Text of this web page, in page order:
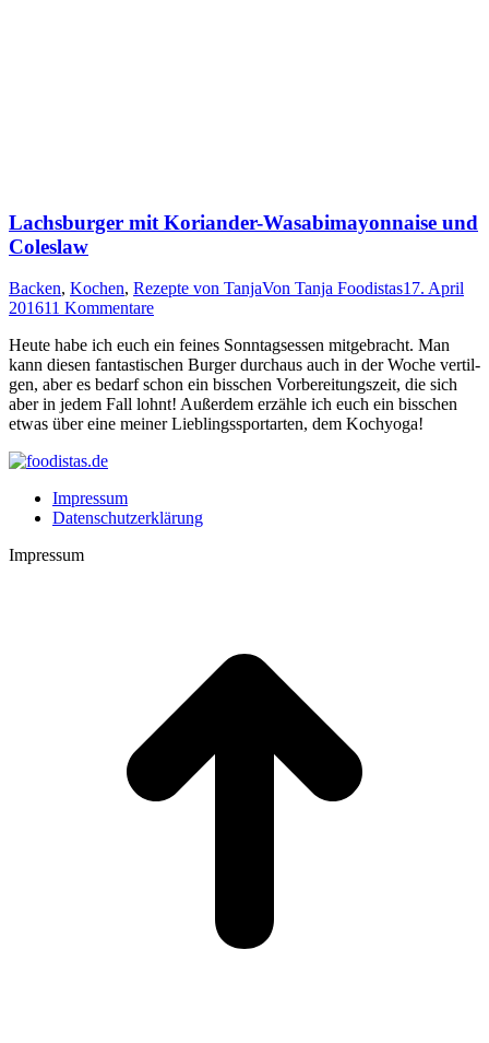
Lachsburger mit Koriander-Wasabimayonnaise und
Coleslaw
Backen, Kochen, Rezepte von TanjaVon Tanja Foodistas17. April
201611 Kommentare
Heu­te habe ich euch ein fei­nes Sonn­tags­es­sen mit­ge­bracht. Man
kann die­sen fan­tas­ti­schen Bur­ger durch­aus auch in der Woche ver­til­
gen, aber es bedarf schon ein biss­chen Vor­be­rei­tungs­zeit, die sich
aber in jedem Fall lohnt! Außer­dem erzäh­le ich euch ein biss­chen
etwas über eine mei­ner Lieb­lings­sport­ar­ten, dem Kochyoga!
Impressum
Datenschutzerklärung
Impressum